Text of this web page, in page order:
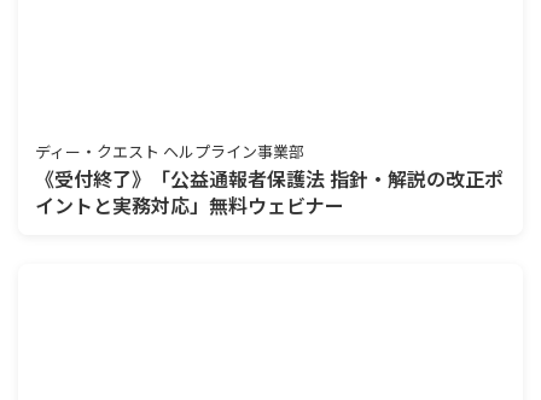
ディー・クエスト ヘルプライン事業部
《受付終了》「公益通報者保護法 指針・解説の改正ポ
イントと実務対応」無料ウェビナー